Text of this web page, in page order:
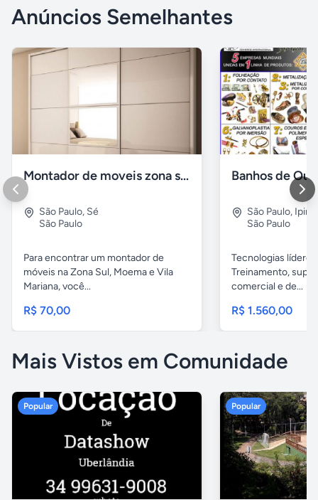
Anúncios Semelhantes
Montador de moveis zona sul moema, vila mariana
São Paulo, Sé
São Paulo
Para encontrar um montador de
móveis na Zona Sul, Moema e Vila
Mariana, você...
R$ 70,00
São Paulo,
São Paulo
Tecnologias
Treinamento,
comercial e de...
R$ 1.560,00
Mais Vistos em Comunidade
Popular Popular